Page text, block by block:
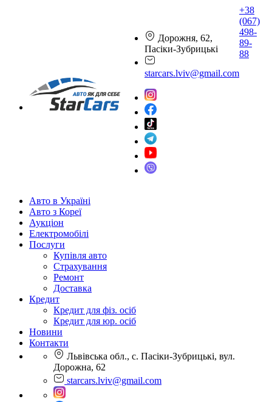
Дорожня, 62,
Пасіки-Зубрицькі
starcars.lviv@gmail.com
+38
(067)
498-
89-
88
Авто в Україні
Авто з Кореї
Аукціон
Електромобілі
Послуги
Купівля авто
Страхування
Ремонт
Доставка
Кредит
Кредит для фіз. осіб
Кредит для юр. осіб
Новини
Контакти
Львівська обл., с. Пасіки-Зубрицькі, вул.
Дорожна, 62
starcars.lviv@gmail.com